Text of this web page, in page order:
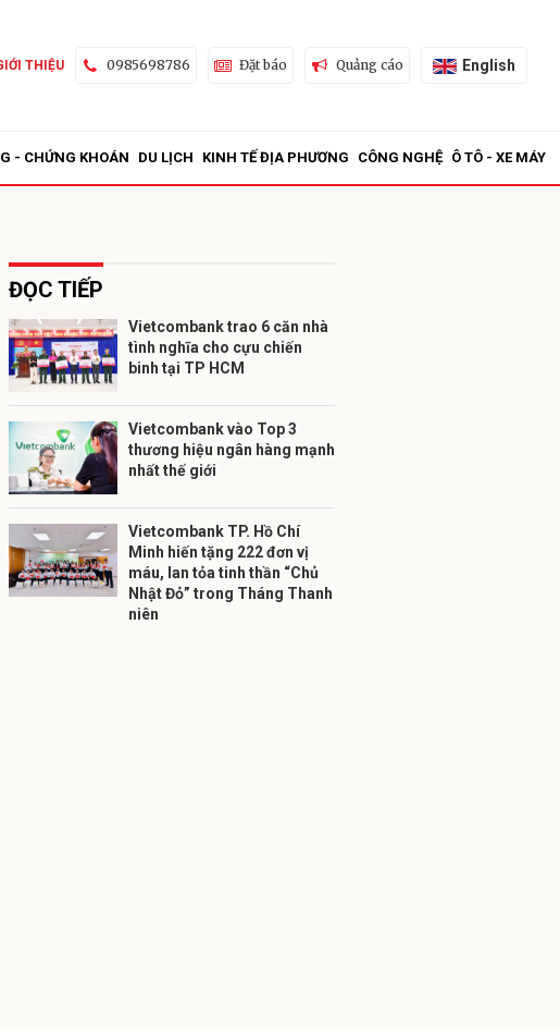
THIỆU 0985698786 Đặt báo Quảng cáo English
- CHỨNG KHOÁN DU LỊCH KINH TẾ ĐỊA PHƯƠNG CÔNG NGHỆ Ô TÔ - XE MÁY
ĐỌC TIẾP
Vietcombank trao 6 căn nhà
tình nghĩa cho cựu chiến
binh tại TP HCM
Vietcombank vào Top 3
thương hiệu ngân hàng mạnh
nhất thế giới
Vietcombank TP. Hồ Chí
Minh hiến tặng 222 đơn vị
máu, lan tỏa tinh thần “Chủ
Nhật Đỏ” trong Tháng Thanh
niên
Gửi